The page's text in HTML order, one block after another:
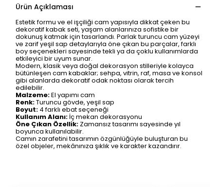
Ürün Açıklaması
Estetik formu ve el işçiliği cam yapısıyla dikkat çeken bu
dekoratif kabak seti, yaşam alanlarınıza sofistike bir
dokunuş katmak için tasarlandı. Parlak turuncu cam yüzeyi
ve zarif yeşil sap detaylarıyla öne çıkan bu parçalar, farklı
boy seçenekleri sayesinde tekli ya da çoklu kullanımlarda
etkileyici bir uyum sunar.
Modern, klasik veya doğal dekorasyon stilleriyle kolayca
bütünleşen cam kabaklar; sehpa, vitrin, raf, masa ve konsol
gibi alanlarda dekoratif odak noktası olarak tercih
edilebilir.
Malzeme:El yapımı cam
Renk:Turuncu gövde, yeşil sap
Boyut: 4 farklı ebat seçeneği
Kullanım Alanı: İç mekan dekorasyonu
Öne Çıkan Özellik: Zamansız tasarımı sayesinde yıl
boyunca kullanılabilir.
Camın zarafetini tasarımın özgünlüğüyle buluşturan bu
özel objeler, mekânınıza şıklık ve karakter kazandırır.